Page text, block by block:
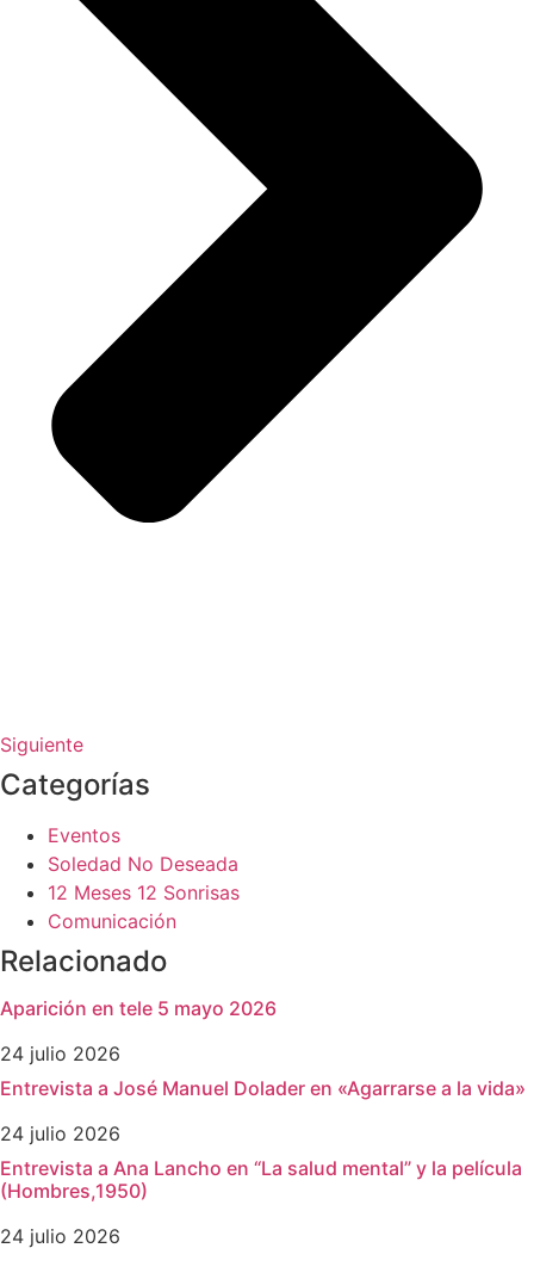
Siguiente
Categorías
Eventos
Soledad No Deseada
12 Meses 12 Sonrisas
Comunicación
Relacionado
Aparición en tele 5 mayo 2026
24 julio 2026
Entrevista a José Manuel Dolader en «Agarrarse a la vida»
24 julio 2026
Entrevista a Ana Lancho en “La salud mental” y la película
(Hombres,1950)
24 julio 2026